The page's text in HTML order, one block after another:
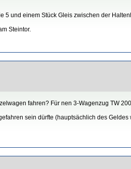
und einem Stück Gleis zwischen der
Steintor.
fahren? Für nen 3-Wagenzug TW
sein dürfte (hauptsächlich des Geldes